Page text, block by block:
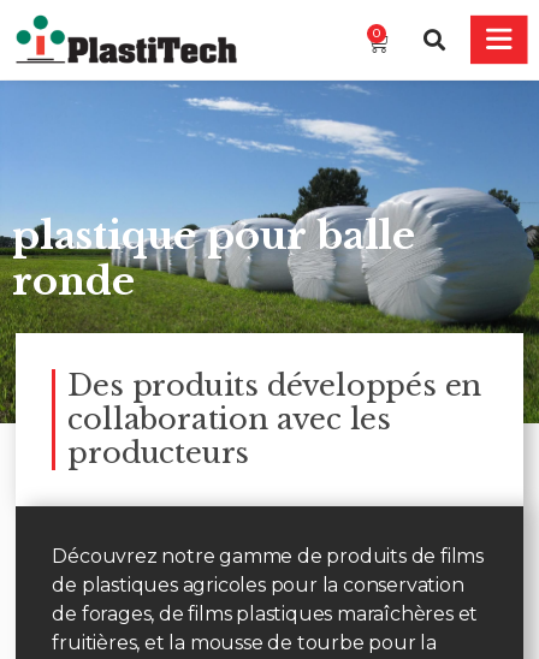
0
plastique pour balle
ronde
Des produits développés en
collaboration avec les
producteurs
Découvrez notre gamme de produits de films
de plastiques agricoles pour la conservation
de forages, de films plastiques maraîchères et
fruitières, et la mousse de tourbe pour la